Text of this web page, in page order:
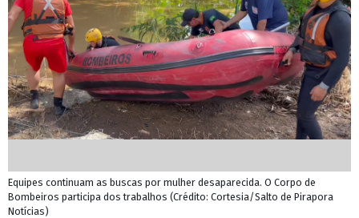
Equipes continuam as buscas por mulher desaparecida. O Corpo de
Bombeiros participa dos trabalhos (Crédito: Cortesia/Salto de Pirapora
Notícias)